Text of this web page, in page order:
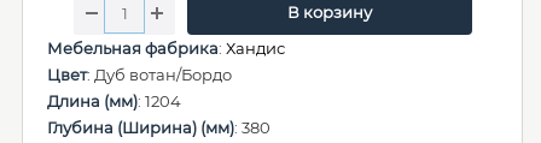
В корзину
Мебельная фабрика: Хандис
Цвет: Дуб вотан/Бордо
Длина (мм): 1204
Глубина (Ширина) (мм): 380